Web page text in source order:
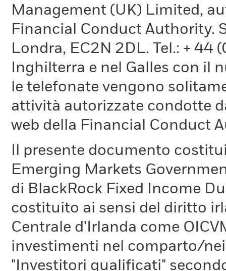
Management (UK) Limited,
Financial Conduct Authority.
Londra, EC2N 2DL. Tel.: +
Inghilterra e nel Galles con il
le telefonate vengono
attività autorizzate condotte
web della Financial Conduct
Il presente documento
Emerging Markets
di BlackRock Fixed Income
costituito ai sensi del diritto
Centrale d'Irlanda come
investimenti nel comparto/
"Investitori qualificati"